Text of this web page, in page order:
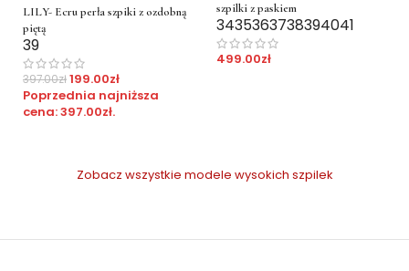
LILY- Ecru perła szpiki z ozdobną
piętą
39
397.00zł199.00zł
Poprzednia najniższa
cena:397.00zł.
szpilki z paskiem
3435363738394041
499.00zł
Zobacz wszystkie modele wysokich szpilek